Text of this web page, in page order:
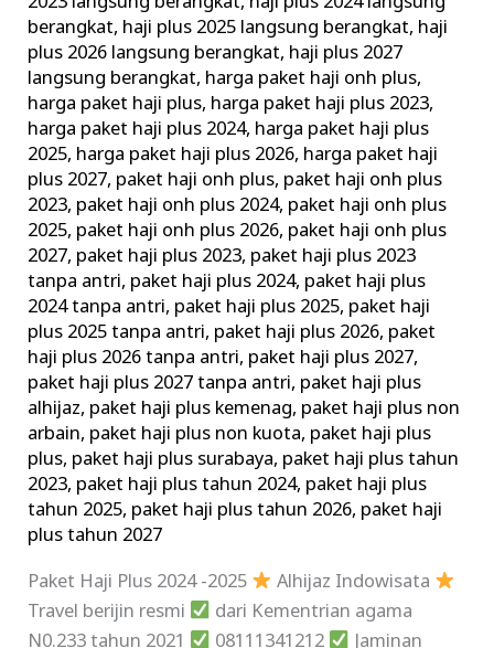
berangkat, haji plus 2025 langsung berangkat, haji
plus 2026 langsung berangkat, haji plus 2027
langsung berangkat, harga paket haji onh plus,
harga paket haji plus, harga paket haji plus 2023,
harga paket haji plus 2024, harga paket haji plus
2025, harga paket haji plus 2026, harga paket haji
plus 2027, paket haji onh plus, paket haji onh plus
2023, paket haji onh plus 2024, paket haji onh plus
2025, paket haji onh plus 2026, paket haji onh plus
2027, paket haji plus 2023, paket haji plus 2023
tanpa antri, paket haji plus 2024, paket haji plus
2024 tanpa antri, paket haji plus 2025, paket haji
plus 2025 tanpa antri, paket haji plus 2026, paket
haji plus 2026 tanpa antri, paket haji plus 2027,
paket haji plus 2027 tanpa antri, paket haji plus
alhijaz, paket haji plus kemenag, paket haji plus non
arbain, paket haji plus non kuota, paket haji plus
plus, paket haji plus surabaya, paket haji plus tahun
2023, paket haji plus tahun 2024, paket haji plus
tahun 2025, paket haji plus tahun 2026, paket haji
plus tahun 2027
Paket Haji Plus 2024 -2025
Alhijaz Indowisata
Travel berijin resmi
dari Kementrian agama
N0.233 tahun 2021
08111341212
Jaminan